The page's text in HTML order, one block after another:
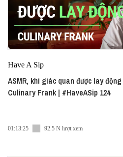
Have A Sip
ASMR, khi giác quan được lay
Culinary Frank | #HaveASip 124
01:13:25 92.5 N lượt xem